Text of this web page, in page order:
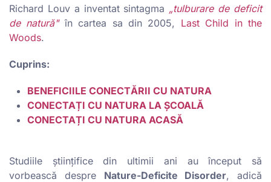
Richard Louv a inventat sintagma „tulburare de deficit
de natură"în cartea sa din 2005,
Last Child in the
Woods.
Cuprins:
BENEFICIILE CONECTĂRII CU NATURA
CONECTAȚI CU NATURA LA ȘCOALĂ
CONECTAȚI CU NATURA ACASĂ
Studiile științifice din ultimii ani au început să
vorbească despre Nature-Deficite Disorder, adică